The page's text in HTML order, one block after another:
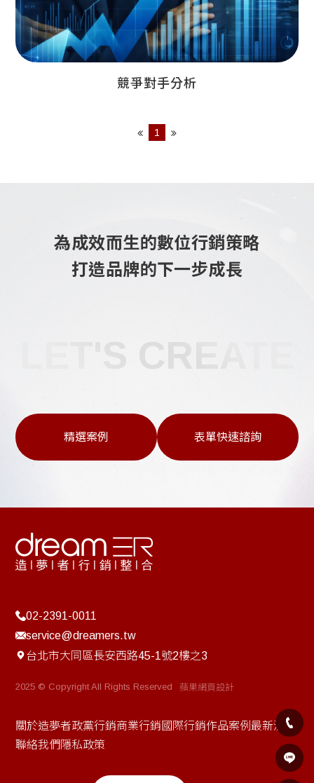
競爭對手分析
1
為成效而生的數位行銷策略
打造品牌的下一步成長
精選案例 表單快速諮詢
02-2391-0011
service@dreamers.tw
台北市大同區長安西路45-1號2樓之3
2025 © Copyright All Rights Reserved 蘋果網頁設計
關於造夢者政黨行銷商業行銷 國際行銷作品案例最新消息
聯絡我們 隱私政策